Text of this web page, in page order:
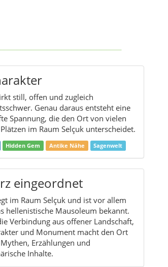
still, offen und zugleich
Genau daraus entsteht eine
Spannung, die den Ort von vielen
im Raum Selçuk unterscheidet.
Hidden Gem Antike Nähe Sagenwelt
eingeordnet
im Raum Selçuk und ist vor allem
hellenistische Mausoleum bekannt.
Verbindung aus offener Landschaft,
und Monument macht den Ort
Erzählungen und
Inhalte.